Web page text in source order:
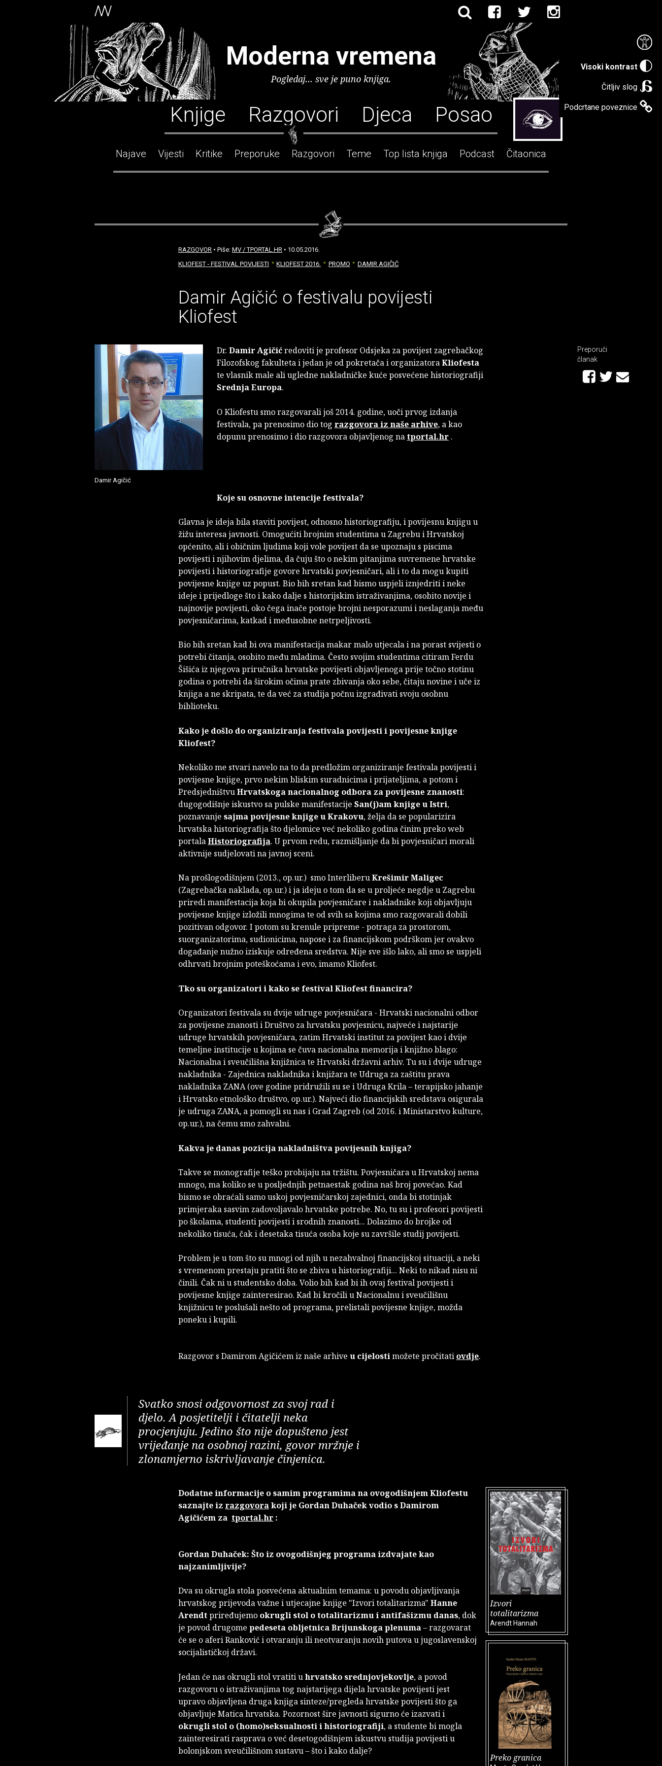
Visoki kontrast
Čitljiv slog
Podcrtane poveznice
Moderna vremena
Pogledaj... sve je puno knjiga.
Knjige Razgovori Djeca Posao
Najave Vijesti Kritike Preporuke Razgovori Teme Top lista knjiga Podcast Čitaonica
RAZGOVOR • Piše: MV / TPORTAL.HR • 10.05.2016.
KLIOFEST - FESTIVAL POVIJESTI
KLIOFEST 2016. PROMO DAMIR AGIČIĆ
Damir Agičić o festivalu povijesti
Kliofest
Damir Agičić
Dr. Damir Agičićredoviti je profesor Odsjeka za povijest zagrebačkog
Filozofskog fakulteta i jedan je od pokretača i organizatoraKliofesta
te vlasnik male ali ugledne nakladničke kuće posvećene historiografiji
Srednja Europa.
O Kliofestu smo razgovarali još 2014. godine, uoči prvog izdanja
festivala, pa prenosimo dio tog razgovora iz naše arhive, a kao
dopunu prenosimo i dio razgovora objavljenog natportal.hr .
Koje su osnovne intencije festivala?
Glavna je ideja bila staviti povijest, odnosno historiografiju, i povijesnu knjigu u
žižu interesa javnosti. Omogućiti brojnim studentima u Zagrebu i Hrvatskoj
općenito, ali i običnim ljudima koji vole povijest da se upoznaju s piscima
povijesti i njihovim djelima, da čuju što o nekim pitanjima suvremene hrvatske
povijesti i historiografije govore hrvatski povjesničari, ali i to da mogu kupiti
povijesne knjige uz popust. Bio bih sretan kad bismo uspjeli iznjedriti i neke
ideje i prijedloge što i kako dalje s historijskim istraživanjima, osobito novije i
najnovije povijesti, oko čega inače postoje brojni nesporazumi i neslaganja među
povjesničarima, katkad i međusobne netrpeljivosti.
Bio bih sretan kad bi ova manifestacija makar malo utjecala i na porast svijesti o
potrebi čitanja, osobito među mladima. Često svojim studentima citiram Ferdu
Šišića iz njegova priručnika hrvatske povijesti objavljenoga prije točno stotinu
godina o potrebi da širokim očima prate zbivanja oko sebe, čitaju novine i uče iz
knjiga a ne skripata, te da već za studija počnu izgrađivati svoju osobnu
biblioteku.
Kako je došlo do organiziranja festivala povijesti i povijesne knjige
Kliofest?
Nekoliko me stvari navelo na to da predložim organiziranje festivala povijesti i
povijesne knjige, prvo nekim bliskim suradnicima i prijateljima, a potom i
PredsjedništvuHrvatskoga nacionalnog odbora za povijesne znanosti:
dugogodišnje iskustvo sa pulske manifestacije San(j)am knjige u Istri,
poznavanje sajma povijesne knjige u Krakovu, želja da se popularizira
hrvatska historiografija što djelomice već nekoliko godina činim preko web
portalaHistoriografija. U prvom redu, razmišljanje da bi povjesničari morali
aktivnije sudjelovati na javnoj sceni.
Na prošlogodišnjem (2013., op.ur.) smo InterliberuKrešimir Maligec
(Zagrebačka naklada, op.ur.) i ja ideju o tom da se u proljeće negdje u Zagrebu
priredi manifestacija koja bi okupila povjesničare i nakladnike koji objavljuju
povijesne knjige izložili mnogima te od svih sa kojima smo razgovarali dobili
pozitivan odgovor. I potom su krenule pripreme - potraga za prostorom,
suorganizatorima, sudionicima, napose i za financijskom podrškom jer ovakvo
događanje nužno iziskuje određena sredstva. Nije sve išlo lako, ali smo se uspjeli
odhrvati brojnim poteškoćama i evo, imamo Kliofest.
Tko su organizatori i kako se festival Kliofest financira?
Organizatori festivala su dvije udruge povjesničara - Hrvatski nacionalni odbor
za povijesne znanosti i Društvo za hrvatsku povjesnicu, najveće i najstarije
udruge hrvatskih povjesničara, zatim Hrvatski institut za povijest kao i dvije
temeljne institucije u kojima se čuva nacionalna memorija i knjižno blago:
Nacionalna i sveučilišna knjižnica te Hrvatski državni arhiv. Tu su i dvije udruge
nakladnika - Zajednica nakladnika i knjižara te Udruga za zaštitu prava
nakladnika ZANA (ove godine pridružili su se i Udruga Krila – terapijsko jahanje
i Hrvatsko etnološko društvo, op.ur.). Najveći dio financijskih sredstava osigurala
je udruga ZANA, a pomogli su nas i Grad Zagreb (od 2016. i Ministarstvo kulture,
op.ur.), na čemu smo zahvalni.
Kakva je danas pozicija nakladništva povijesnih knjiga?
Takve se monografije teško probijaju na tržištu. Povjesničara u Hrvatskoj nema
mnogo, ma koliko se u posljednjih petnaestak godina naš broj povećao. Kad
bismo se obraćali samo uskoj povjesničarskoj zajednici, onda bi stotinjak
primjeraka sasvim zadovoljavalo hrvatske potrebe. No, tu su i profesori povijesti
po školama, studenti povijesti i srodnih znanosti... Dolazimo do brojke od
nekoliko tisuća, čak i desetaka tisuća osoba koje su završile studij povijesti.
Problem je u tom što su mnogi od njih u nezahvalnoj financijskoj situaciji, a neki
s vremenom prestaju pratiti što se zbiva u historiografiji... Neki to nikad nisu ni
činili. Čak ni u studentsko doba. Volio bih kad bi ih ovaj festival povijesti i
povijesne knjige zainteresirao. Kad bi kročili u Nacionalnu i sveučilišnu
knjižnicu te poslušali nešto od programa, prelistali povijesne knjige, možda
poneku i kupili.
Razgovor s Damirom Agičićem iz naše arhive u cijelostimožete pročitati ovdje.
Svatko snosi odgovornost za svoj rad i
djelo. A posjetitelji i čitatelji neka
procjenjuju. Jedino što nije dopušteno jest
vrijeđanje na osobnoj razini, govor mržnje i
zlonamjerno iskrivljavanje činjenica.
Izvori
totalitarizma
Arendt Hannah
Preko granica
Dodatne informacije o samim programima na ovogodišnjem Kliofestu
saznajte iz razgovorakoji je Gordan Duhaček vodio s Damirom
Agičićem za tportal.hr :
Gordan Duhaček: Što iz ovogodišnjeg programa izdvajate kao
najzanimljivije?
Dva su okrugla stola posvećena aktualnim temama: u povodu objavljivanja
hrvatskog prijevoda važne i utjecajne knjige "Izvori totalitarizma" Hanne
Arendtpriređujemo okrugli stol o totalitarizmu i antifašizmu danas, dok
je povod drugome pedeseta obljetnica Brijunskoga plenuma– razgovarat
će se o aferi Ranković i otvaranju ili neotvaranju novih putova u jugoslavenskoj
socijalističkoj državi.
Jedan će nas okrugli stol vratiti uhrvatsko srednjovjekovlje, a povod
razgovoru o istraživanjima tog najstarijega dijela hrvatske povijesti jest
upravo objavljena druga knjiga sinteze/pregleda hrvatske povijesti što ga
objavljuje Matica hrvatska. Pozornost šire javnosti sigurno će izazvati i
okrugli stol o (homo)seksualnosti i historiografiji, a studente bi mogla
zainteresirati rasprava o već desetogodišnjem iskustvu studija povijesti u
bolonjskom sveučilišnom sustavu – što i kako dalje?
Preporuči
članak